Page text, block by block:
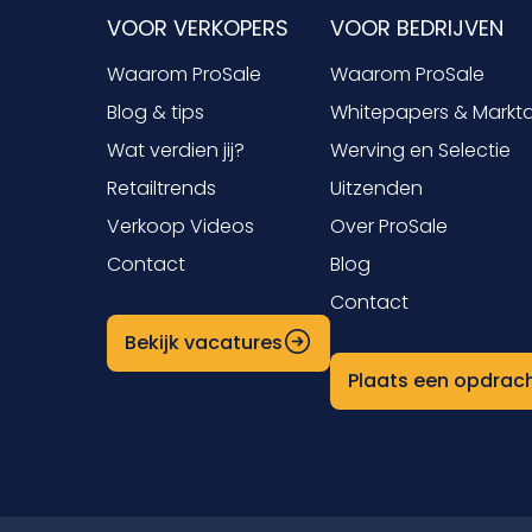
VOOR VERKOPERS
Waarom ProSale
Blog & tips
Wat verdien jij?
Retailtrends
Verkoop Videos
Contact
Bekijk vacatures
VOOR BEDRIJVEN
Waarom ProSale
Whitepapers &
Werving en Selectie
Uitzenden
Over ProSale
Blog
Contact
Plaats een